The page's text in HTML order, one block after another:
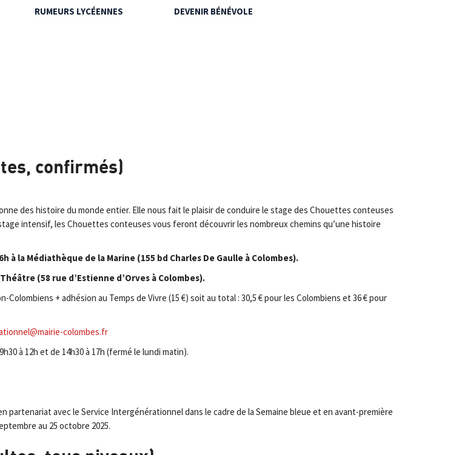
RUMEURS LYCÉENNES DEVENIR BÉNÉVOLE
confirmés)
des histoire du monde entier. Elle nous fait le plaisir de conduire le stage des Chouettes conteuses
intensif, les Chouettes conteuses vous feront découvrir les nombreux chemins qu’une histoire
à la Médiathèque de la Marine (155 bd Charles De Gaulle à Colombes).
(58 rue d’Estienne d’Orves à Colombes).
Colombiens + adhésion au Temps de Vivre (15 €) soit au total : 30,5 € pour les Colombiens et 36 € pour
colombes.fr
à 12h et de 14h30 à 17h (fermé le lundi matin).
partenariat avec le Service Intergénérationnel dans le cadre de la Semaine bleue et en avant-première
au 25 octobre 2025.